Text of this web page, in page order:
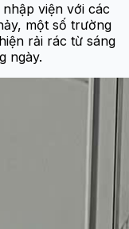
viện với các
một số trường
rải rác từ sáng
ngày.